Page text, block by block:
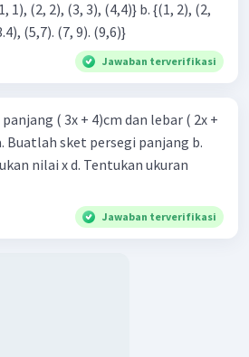
c. {(2,7). (4,8). (6,9). (8,7)} d. {(3.4), (5,7). (7, 9). (9,6)}
Jawaban terverifikasi
( 3x + 4)cm dan lebar ( 2x +
Buatlah sket persegi panjang b.
nilai x d. Tentukan ukuran
Jawaban terverifikasi